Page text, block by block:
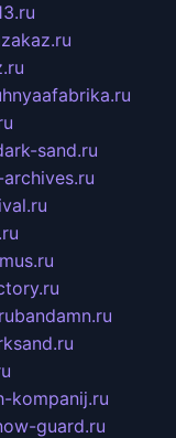
sand.ru
bandamn.ru
kompanij.ru
guard.ru